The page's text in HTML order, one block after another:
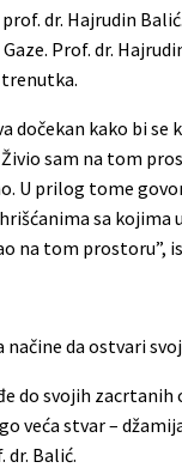
dr. Hajrudin
Prof. dr.
dočekan kako bi
sam na tom
U prilog tome
sa
na tom prostoru”,
da ostvari
do svojih
veća stvar –
dr. Balić.